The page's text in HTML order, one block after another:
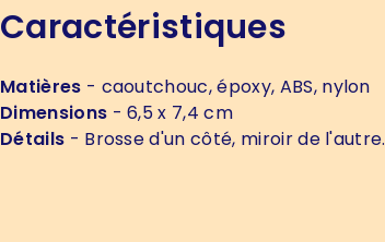
Caractéristiques
Matières - caoutchouc, époxy, ABS, nylon
Dimensions - 6,5 x 7,4 cm
Détails - Brosse d'un côté, miroir de l'autre.